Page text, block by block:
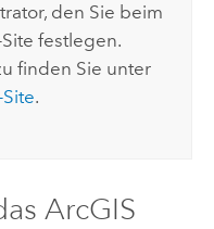
den Sie beim
festlegen.
finden Sie unter
Site.
ArcGIS